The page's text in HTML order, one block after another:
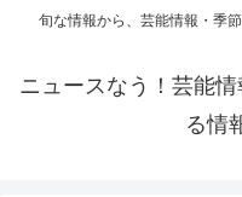
旬な情報から、芸能情報・季
ニュースなう！芸能
る情